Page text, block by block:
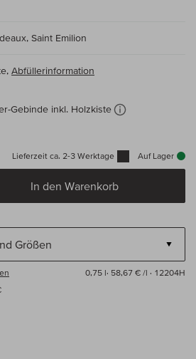
Saint Emilion
Abfüllerinformation
Gebinde inkl. Holzkiste
Lieferzeit ca. 2-3 Werktage Auf Lager
In den Warenkorb
0,75 l· 58,67 € /l · 12204H